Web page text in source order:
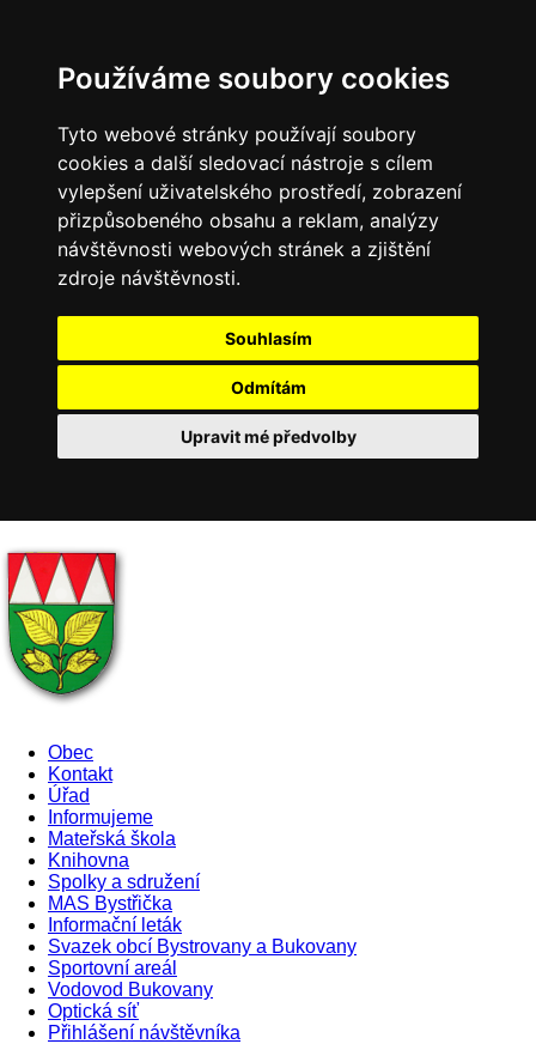
Používáme soubory cookies
Tyto webové stránky používají soubory
cookies a další sledovací nástroje s cílem
vylepšení uživatelského prostředí, zobrazení
přizpůsobeného obsahu a reklam, analýzy
návštěvnosti webových stránek a zjištění
zdroje návštěvnosti.
Souhlasím
Odmítám
Upravit mé předvolby
Obec
Kontakt
Úřad
Informujeme
Mateřská škola
Knihovna
Spolky a sdružení
MAS Bystřička
Informační leták
Svazek obcí Bystrovany a Bukovany
Sportovní areál
Vodovod Bukovany
Optická síť
Přihlášení návštěvníka